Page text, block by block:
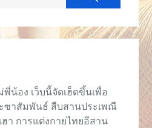
น้อง เว็บนี้จัดเฮ็ดขึ้นเพื่อ
ซาสัมพันธ์ สืบสานประเพณี
า การแต่งกายไทยอีสาน